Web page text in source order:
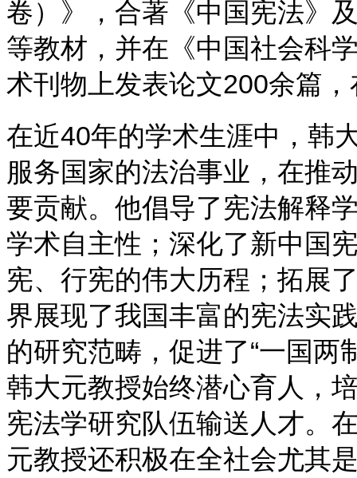
卷）》，合著《中国宪法》
等教材，并在《中国社会科
术刊物上发表论文200余篇
在近40年的学术生涯中，韩
服务国家的法治事业，在推
要贡献。他倡导了宪法解释
学术自主性；深化了新中国
宪、行宪的伟大历程；拓展
界展现了我国丰富的宪法实
的研究范畴，促进了“一国两
韩大元教授始终潜心育人，
宪法学研究队伍输送人才。
元教授还积极在全社会尤其